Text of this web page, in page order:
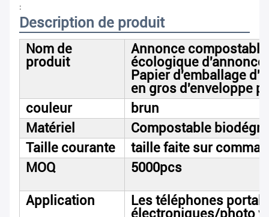
:
Description de produit
Nom de
produit
Annonce
écologique d'annonce
Papier d'emballage
en gros d'enveloppe
couleur
brun
Matériel
Compostable
Taille courante
taille faite sur
MOQ
5000pcs
Application
Les téléphones
électroniques/photo